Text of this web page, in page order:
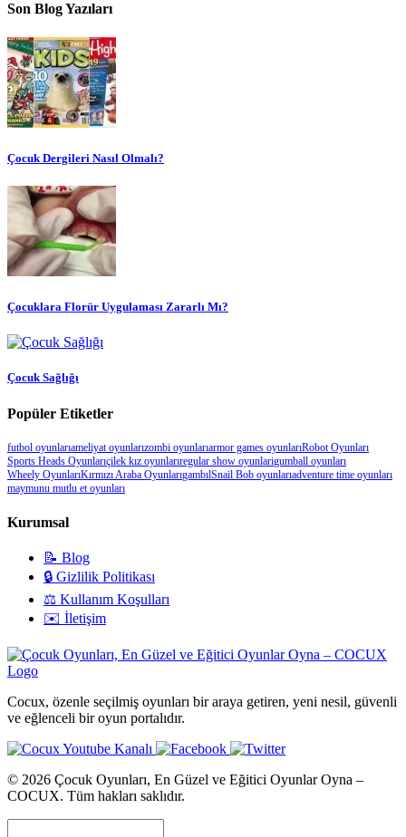
Son Blog Yazıları
Çocuk Dergileri Nasıl Olmalı?
Çocuklara Florür Uygulaması Zararlı Mı?
Çocuk Sağlığı
Popüler Etiketler
futbol oyunlarıameliyat oyunlarızombi oyunlarıarmor games oyunlarıRobot Oyunları
Sports Heads Oyunlarıçilek kız oyunlarıregular show oyunlarigumball oyunları
Wheely OyunlarıKırmızı Araba OyunlarıgambılSnail Bob oyunlarıadventure time oyunları
maymunu mutlu et oyunları
Kurumsal
📝 Blog
🔒 Gizlilik Politikası
⚖️ Kullanım Koşulları
✉️ İletişim
Cocux, özenle seçilmiş oyunları bir araya getiren, yeni nesil, güvenli
ve eğlenceli bir oyun portalıdır.
© 2026 Çocuk Oyunları, En Güzel ve Eğitici Oyunlar Oyna –
COCUX. Tüm hakları saklıdır.